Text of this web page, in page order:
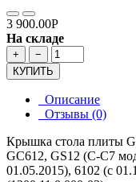
3 900.00Р
На складе
+
−
КУПИТЬ
Описание
Отзывы (0)
Крышка стола плиты
GC612, GS12 (С-С7
01.05.2015), 6102 (с